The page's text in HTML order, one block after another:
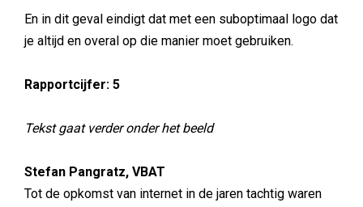
En in dit geval eindigt dat met een suboptimaal logo dat
je altijd en overal op die manier moet gebruiken.
Rapportcijfer: 5
Tekst gaat verder onder het beeld
Stefan Pangratz, VBAT
Tot de opkomst van internet in de jaren tachtig waren